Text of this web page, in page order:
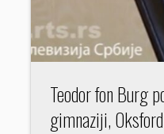
Teodor fon Burg
gimnaziji,